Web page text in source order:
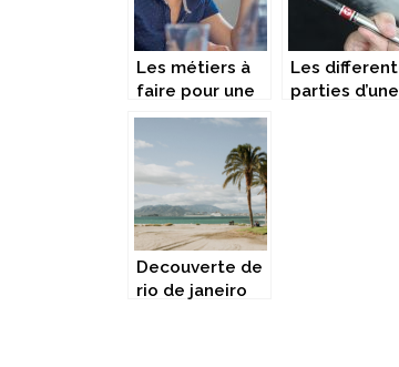
Les métiers à
faire pour une
femme
enceinte
Les
parties d’une
Decouverte de
rio de janeiro